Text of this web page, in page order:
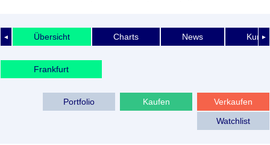
◄ ►
Übersicht Charts News
Frankfurt
Verkaufen
Kaufen
Portfolio
Watchlist